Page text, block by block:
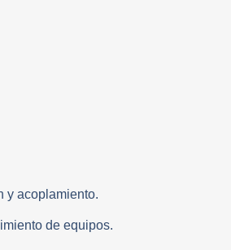
y acoplamiento.
de equipos.